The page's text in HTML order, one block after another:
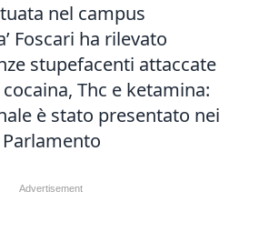
nel campus
Foscari ha rilevato
stupefacenti attaccate
Thc e ketamina:
è stato presentato nei